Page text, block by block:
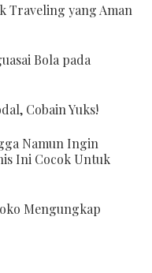
Traveling yang Aman
Bola pada
Cobain Yuks!
Namun Ingin
Ini Cocok Untuk
Mengungkap